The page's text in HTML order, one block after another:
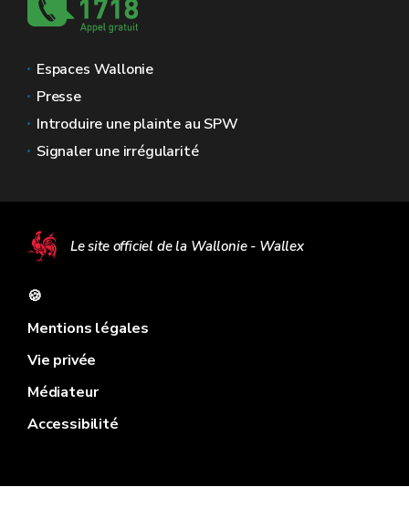
Espaces Wallonie
Presse
Introduire une plainte au SPW
Signaler une irrégularité
Le site officiel de la Wallonie - Wallex
🍪
Mentions légales
Vie privée
Médiateur
Accessibilité